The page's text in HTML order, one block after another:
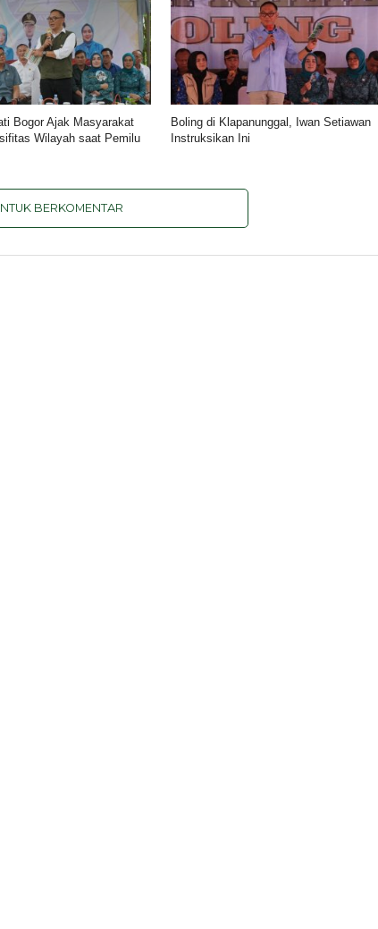
Bogor Ajak Masyarakat
Wilayah saat Pemilu
Boling di Klapanunggal, Iwan Setiawan
Instruksikan Ini
BERKOMENTAR